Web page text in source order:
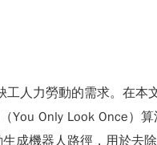
人力勞動的需求。在本
You Only Look Once）
成機器人路徑，用於去